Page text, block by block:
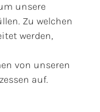
unsere
Zu welchen
werden,
von unseren
auf.